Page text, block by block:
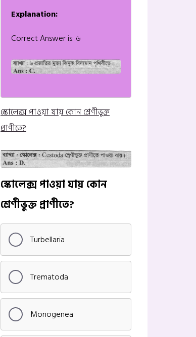
Explanation:
Correct Answer is: ৬
স্কোলেক্স পাওয়া যায় কোন শ্রেণীভুক্ত
প্রাণীতে?
স্কোলেক্স পাওয়া যায় কোন
শ্রেণীভুক্ত প্রাণীতে?
Turbellaria
Trematoda
Monogenea